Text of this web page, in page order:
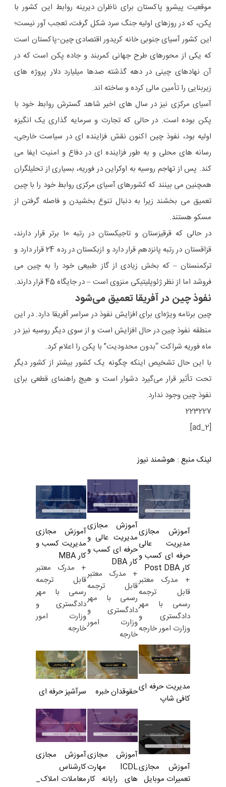
موقعیت پیشرو پاکستان برای ناظران دیرینه روابط این کشور با
پکن، که در روزهای اولیه جنگ سرد شکل گرفت، تعجب آور نیست؛
این کشور آسیای جنوبی خانه کریدور اقتصادی چین-پاکستان است
که یکی از محورهای طرح جهانی کمربند و جاده پکن است که در
آن نهادهای چینی در دهه گذشته صدها میلیارد دلار پروژه های
زیربنایی را تأمین مالی کرده و ساخته اند.
آسیای مرکزی نیز در سال های اخیر شاهد گسترش روابط خود با
پکن بوده است. در حالی که تجارت و سرمایه گذاری یک انگیزه
اولیه بود، نفوذ چین اکنون نقش فزاینده ای در سیاست خارجی،
رسانه های محلی و به طور فزاینده ای در دفاع و امنیت ایفا می
کند. پس از تهاجم روسیه به اوکراین در فوریه، بسیاری از تحلیلگران
همچنین می بینند که کشورهای آسیای مرکزی روابط خود را با چین
تعمیق می بخشند زیرا به دنبال تنوع بخشیدن و فاصله گرفتن از
مسکو هستند.
در حالی که قرقیزستان و تاجیکستان در رتبه 10 برتر قرار دارند،
قزاقستان در رتبه پانزدهم قرار دارد و ازبکستان در رده 24 قرار دارد و
ترکمنستان – که بخش زیادی از گاز طبیعی خود را به چین می
فروشد اما از نظر ژئوپلیتیکی منزوی است – در جایگاه 45 قرار دارند.
نفوذ چین در آفریقا تعمیق می‌شود
چین برنامه ویژه‌ای برای افزایش نفوذ در سراسر آفریقا دارد. در این
منطقه نفوذ چین در حال افزایش است و از سوی دیگر روسیه نیز در
ماه فوریه شراکت “بدون محدودیت” با پکن را اعلام کرد.
با این حال تشخیص اینکه چگونه یک کشور بیشتر از کشور دیگر
تحت تأثیر قرار می‌گیرد دشوار است و هیچ راهنمای قطعی برای
نفوذ چین وجود ندارد.
223227
[ad_2]
لینک منبع : هوشمند نیوز
آموزش مجازی
مدیریت عالی
حرفه ای کسب و
کار Post DBA
+ مدرک معتبر
قابل ترجمه
رسمی با مهر
دادگستری و
وزارت امور خارجه
آموزش مجازی
مدیریت عالی و
حرفه ای کسب و
کار DBA
+ مدرک معتبر
قابل ترجمه
رسمی با مهر
دادگستری و
وزارت امور
خارجه
آموزش مجازی
مدیریت کسب و
کار MBA
+ مدرک معتبر
قابل ترجمه
رسمی با مهر
دادگستری و
وزارت امور
خارجه
مدیریت حرفه ای
کافی شاپ
حقوقدان خبره سرآشپز حرفه ای
آموزش مجازی
تعمیرات موبایل
آموزش مجازی
ICDL مهارت
های رایانه کار
آموزش مجازی
کارشناس
معاملات املاک_